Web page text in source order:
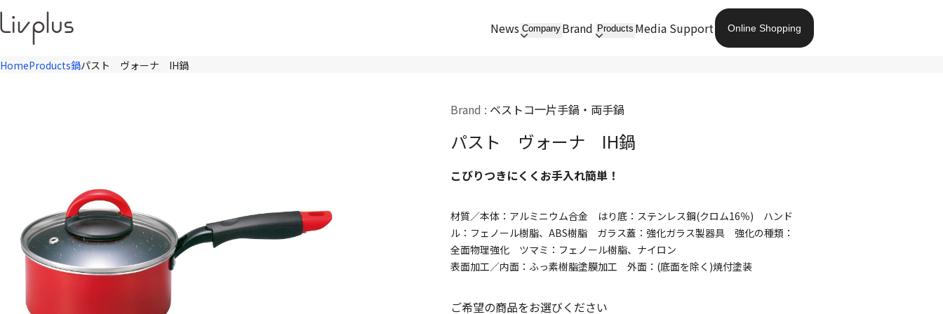
News Company Brand Products Media Support Online Shopping
HomeProducts鍋パスト ヴォーナ IH鍋
Brand : ベストコ 片手鍋・両手鍋
パスト ヴォーナ IH鍋
こびりつきにくくお手入れ簡単！
材質／本体：アルミニウム合金 はり底：ステンレス鋼(クロム16％) ハンド
ル：フェノール樹脂、ABS樹脂 ガラス蓋：強化ガラス製器具 強化の種類：
全面物理強化 ツマミ：フェノール樹脂、ナイロン
表面加工／内面：ふっ素樹脂塗膜加工 外面：(底面を除く)焼付塗装
ご希望の商品をお選びください